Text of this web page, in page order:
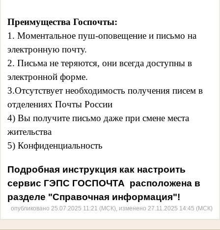
Преимущества Госпочты:
1. Моментальное пуш-оповещение и письмо на
электронную почту.
2. Письма не теряются, они всегда доступны в
электронной форме.
3.Отсутствует необходимость получения писем в
отделениях Почты России
4) Вы получите письмо даже при смене места
жительства
5) Конфиденциальность
Подробная инструкция как настроить
сервис ГЭПС ГОСПОЧТА расположена в
разделе "Справочная информация"!
опубликовано 25.07.2025 11:21 (МСК), изменено 27.11.2025 14:45 (МСК)